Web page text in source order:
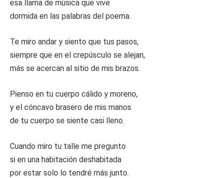
esa llama de música que vive
dormida en las palabras del poema.
Te miro andar y siento que tus pasos,
siempre que en el crepúsculo se alejan,
más se acercan al sitio de mis brazos.
Pienso en tu cuerpo cálido y moreno,
y el cóncavo brasero de mis manos
de tu cuerpo se siente casi lleno.
Cuando miro tu talle me pregunto
si en una habitación deshabitada
por estar solo lo tendré más junto.